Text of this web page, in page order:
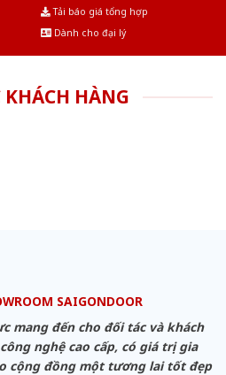
Tải báo giá tổng hợp
Dành cho đại lý
HÀNG
SAIGONDOOR
mang đến cho đối tác và khách
nghệ cao cấp, có giá trị gia
cộng đồng một tương lai tốt đẹp